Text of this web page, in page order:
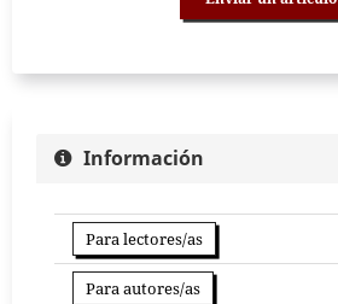
Información
Para lectores/as
Para autores/as